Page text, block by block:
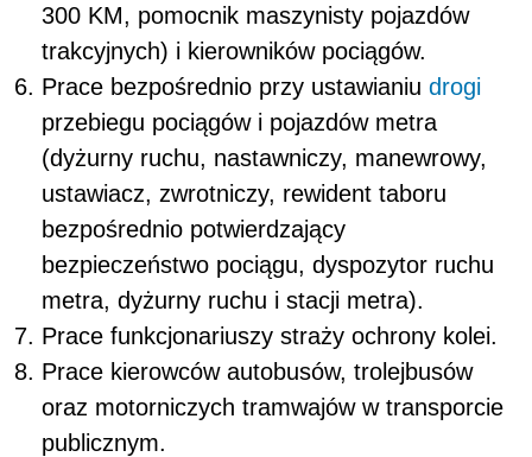
300 KM, pomocnik maszynisty pojazdów
trakcyjnych) i kierowników pociągów.
Prace bezpośrednio przy ustawianiu drogi
przebiegu pociągów i pojazdów metra
(dyżurny ruchu, nastawniczy, manewrowy,
ustawiacz, zwrotniczy, rewident taboru
bezpośrednio potwierdzający
bezpieczeństwo pociągu, dyspozytor ruchu
metra, dyżurny ruchu i stacji metra).
Prace funkcjonariuszy straży ochrony kolei.
Prace kierowców autobusów, trolejbusów
oraz motorniczych tramwajów w transporcie
publicznym.